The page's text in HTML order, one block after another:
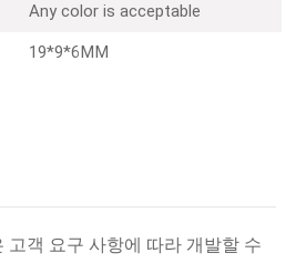
Any color is acceptable
19*9*6MM
고객 요구 사항에 따라 개발할 수